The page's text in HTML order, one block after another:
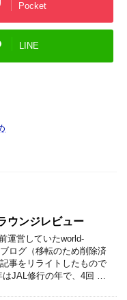
Pocket
LINE
ウンジレビュー
運営していたworld-
ログ（移転のため削除済
事をリライトしたもので
JAL修行の年で、4回 …